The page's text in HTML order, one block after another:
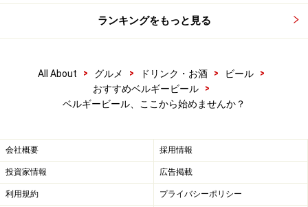
ランキングをもっと見る
All About > グルメ > ドリンク・お酒 > ビール
>
おすすめベルギービール
>
ベルギービール、ここから始めませんか？
会社概要 採用情報
投資家情報 広告掲載
利用規約 プライバシーポリシー